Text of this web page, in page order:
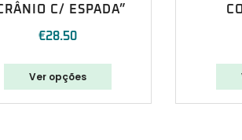
C/ ESPADA”
€28.50
Ver opções